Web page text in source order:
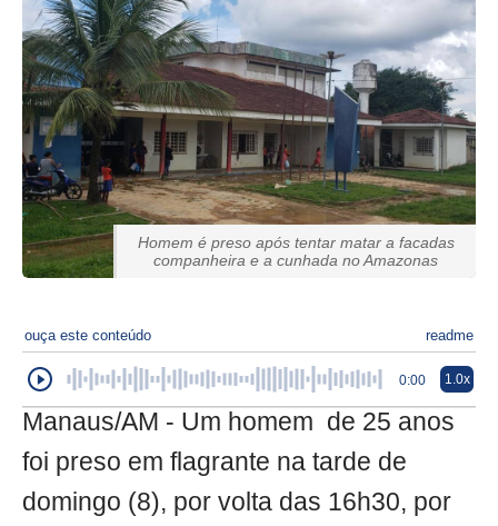
Homem é preso após tentar matar a facadas
companheira e a cunhada no Amazonas
ouça este conteúdo readme
0:00 1.0x
Manaus/AM - Um homem de 25 anos
foi preso em flagrante na tarde de
domingo (8), por volta das 16h30, por